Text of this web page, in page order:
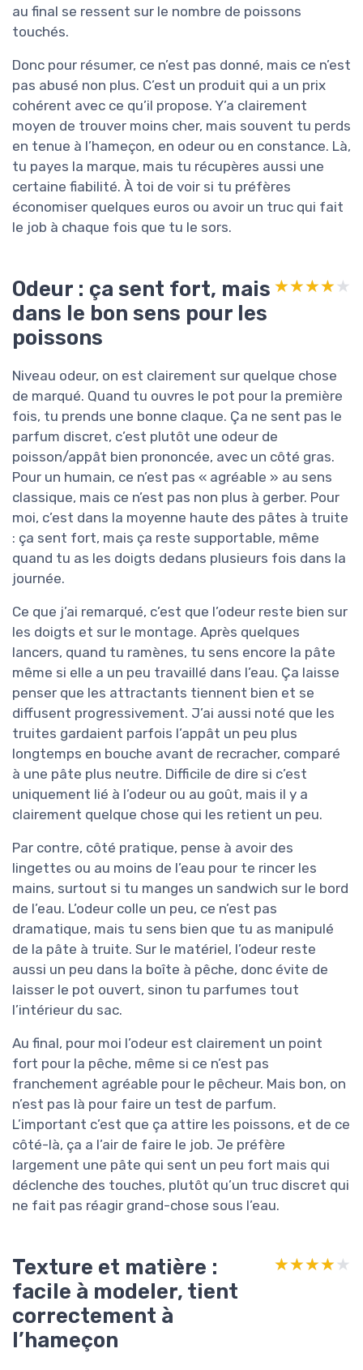
au final se ressent sur le nombre de poissons
touchés.
Donc pour résumer, ce n’est pas donné, mais ce n’est
pas abusé non plus. C’est un produit qui a un prix
cohérent avec ce qu’il propose. Y’a clairement
moyen de trouver moins cher, mais souvent tu perds
en tenue à l’hameçon, en odeur ou en constance. Là,
tu payes la marque, mais tu récupères aussi une
certaine fiabilité. À toi de voir si tu préfères
économiser quelques euros ou avoir un truc qui fait
le job à chaque fois que tu le sors.
Odeur : ça sent fort, mais
dans le bon sens pour les
poissons
★★★★★
★★★★★
Niveau odeur, on est clairement sur quelque chose
de marqué. Quand tu ouvres le pot pour la première
fois, tu prends une bonne claque. Ça ne sent pas le
parfum discret, c’est plutôt une odeur de
poisson/appât bien prononcée, avec un côté gras.
Pour un humain, ce n’est pas « agréable » au sens
classique, mais ce n’est pas non plus à gerber. Pour
moi, c’est dans la moyenne haute des pâtes à truite
: ça sent fort, mais ça reste supportable, même
quand tu as les doigts dedans plusieurs fois dans la
journée.
Ce que j’ai remarqué, c’est que l’odeur reste bien sur
les doigts et sur le montage. Après quelques
lancers, quand tu ramènes, tu sens encore la pâte
même si elle a un peu travaillé dans l’eau. Ça laisse
penser que les attractants tiennent bien et se
diffusent progressivement. J’ai aussi noté que les
truites gardaient parfois l’appât un peu plus
longtemps en bouche avant de recracher, comparé
à une pâte plus neutre. Difficile de dire si c’est
uniquement lié à l’odeur ou au goût, mais il y a
clairement quelque chose qui les retient un peu.
Par contre, côté pratique, pense à avoir des
lingettes ou au moins de l’eau pour te rincer les
mains, surtout si tu manges un sandwich sur le bord
de l’eau. L’odeur colle un peu, ce n’est pas
dramatique, mais tu sens bien que tu as manipulé
de la pâte à truite. Sur le matériel, l’odeur reste
aussi un peu dans la boîte à pêche, donc évite de
laisser le pot ouvert, sinon tu parfumes tout
l’intérieur du sac.
Au final, pour moi l’odeur est clairement un point
fort pour la pêche, même si ce n’est pas
franchement agréable pour le pêcheur. Mais bon, on
n’est pas là pour faire un test de parfum.
L’important c’est que ça attire les poissons, et de ce
côté-là, ça a l’air de faire le job. Je préfère
largement une pâte qui sent un peu fort mais qui
déclenche des touches, plutôt qu’un truc discret qui
ne fait pas réagir grand-chose sous l’eau.
Texture et matière :
facile à modeler, tient
correctement à
l’hameçon
★★★★★
★★★★★